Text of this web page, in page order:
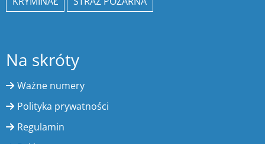
Na skróty
Ważne numery
Polityka prywatności
Regulamin